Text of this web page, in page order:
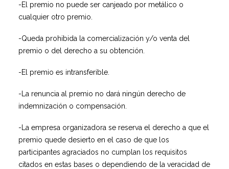
-El premio no puede ser canjeado por metálico o
cualquier otro premio.
-Queda prohibida la comercialización y/o venta del
premio o del derecho a su obtención.
-El premio es intransferible.
-La renuncia al premio no dará ningún derecho de
indemnización o compensación.
-La empresa organizadora se reserva el derecho a que el
premio quede desierto en el caso de que los
participantes agraciados no cumplan los requisitos
citados en estas bases o dependiendo de la veracidad de